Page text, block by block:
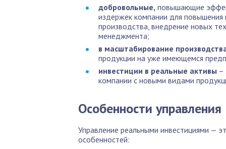
добровольные, повышающие
издержек компании для повышения
производства, внедрение новых
менеджмента;
в масштабирование
продукции на уже имеющемся
инвестиции в реальные активы –
компании с новыми видами
Особенности управления
Управление реальными инвестициями —
особенностей: